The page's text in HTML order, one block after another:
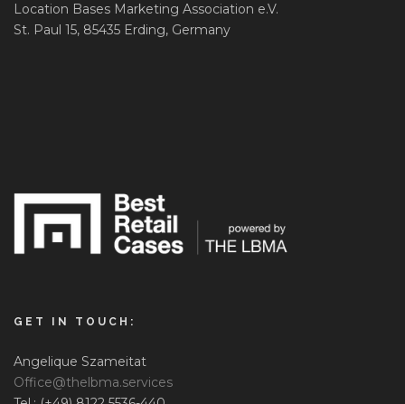
Location Bases Marketing Association e.V.
St. Paul 15, 85435 Erding, Germany
GET IN TOUCH:
Angelique Szameitat
Office@thelbma.services